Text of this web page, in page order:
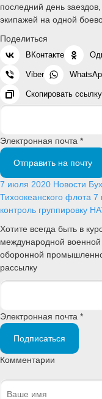
последний день
экипажей на одной
Поделиться
ВКонтакте
Viber
Скопировать ссылку
Электронная почта *
Отправить на почту
7 июля 2020 Новости
Тихоокеанского флота 7
контроль группировку
Хотите всегда быть в
международной военной
оборонной
рассылку
Электронная почта *
Подписаться
Комментарии